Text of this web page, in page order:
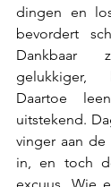
dingen en
bevordert
Dankbaar
gelukkiger,
Daartoe
uitstekend.
vinger aan
in, en toch